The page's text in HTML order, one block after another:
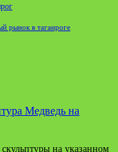
рынок в таганроге
Медведь на
на указанном